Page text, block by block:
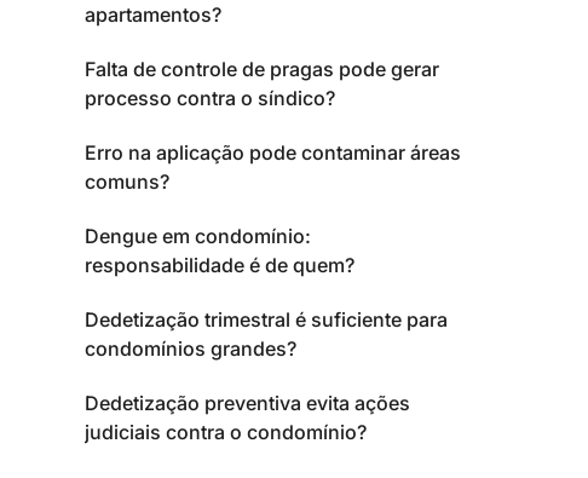
apartamentos?
Falta de controle de pragas pode gerar
processo contra o síndico?
Erro na aplicação pode contaminar áreas
comuns?
Dengue em condomínio:
responsabilidade é de quem?
Dedetização trimestral é suficiente para
condomínios grandes?
Dedetização preventiva evita ações
judiciais contra o condomínio?